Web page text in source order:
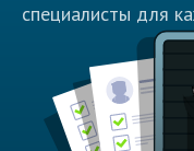
специалисты для